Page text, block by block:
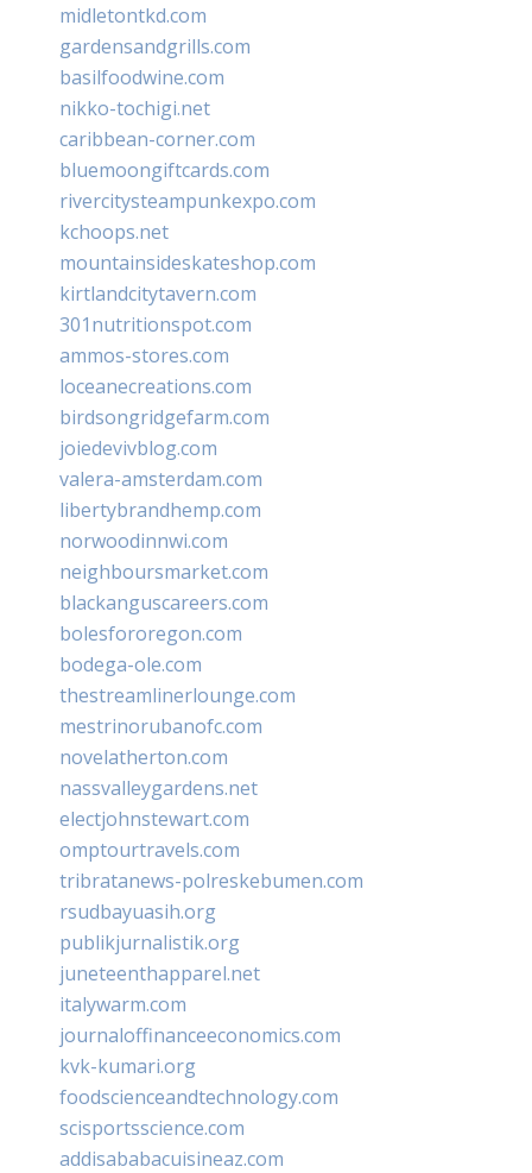
midletontkd.com
gardensandgrills.com
basilfoodwine.com
nikko-tochigi.net
caribbean-corner.com
bluemoongiftcards.com
rivercitysteampunkexpo.com
kchoops.net
mountainsideskateshop.com
kirtlandcitytavern.com
301nutritionspot.com
ammos-stores.com
loceanecreations.com
birdsongridgefarm.com
joiedevivblog.com
valera-amsterdam.com
libertybrandhemp.com
norwoodinnwi.com
neighboursmarket.com
blackanguscareers.com
bolesfororegon.com
bodega-ole.com
thestreamlinerlounge.com
mestrinorubanofc.com
novelatherton.com
nassvalleygardens.net
electjohnstewart.com
omptourtravels.com
tribratanews-polreskebumen.com
rsudbayuasih.org
publikjurnalistik.org
juneteenthapparel.net
italywarm.com
journaloffinanceeconomics.com
kvk-kumari.org
foodscienceandtechnology.com
scisportsscience.com
addisababacuisineaz.com